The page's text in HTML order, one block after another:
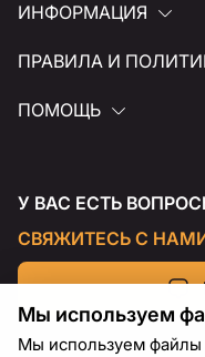
ИНФОРМАЦИЯ
ПРАВИЛА И
ПОМОЩЬ
У ВАС ЕСТЬ
СВЯЖИТЕСЬ С
Мы используем
Мы используем